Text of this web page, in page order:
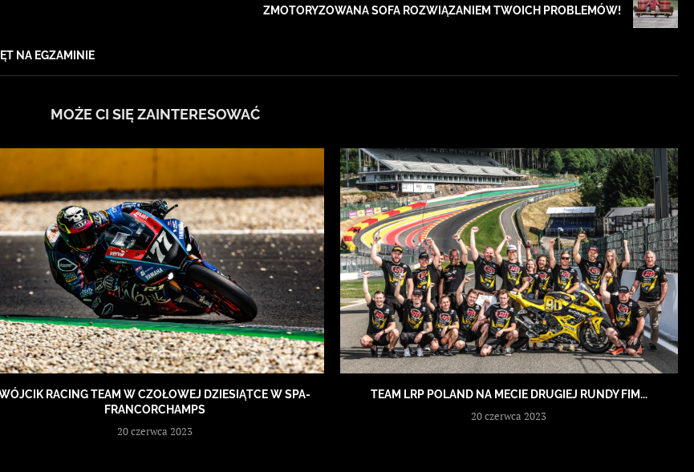
NA EGZAMINIE
ZMOTORYZOWANA SOFA ROZWIĄZANIEM TWOICH PROBLEMÓW!
MOŻE CI SIĘ ZAINTERESOWAĆ
RACING TEAM W CZOŁOWEJ DZIESIĄTCE W SPA-
FRANCORCHAMPS
20 czerwca 2023
TEAM LRP POLAND NA MECIE DRUGIEJ RUNDY FIM...
20 czerwca 2023